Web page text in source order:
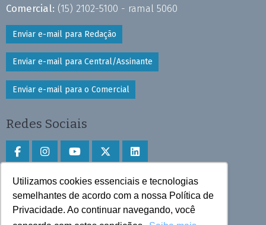
Utilizamos cookies essenciais e tecnologias
semelhantes de acordo com a nossa Política de
Privacidade. Ao continuar navegando, você
Comercial: (15) 2102-5100 - ramal 5060
Enviar e-mail para Redação
Enviar e-mail para Central/Assinante
Enviar e-mail para o Comercial
Redes Sociais
Faça download do aplicativo
Play Store e App Store